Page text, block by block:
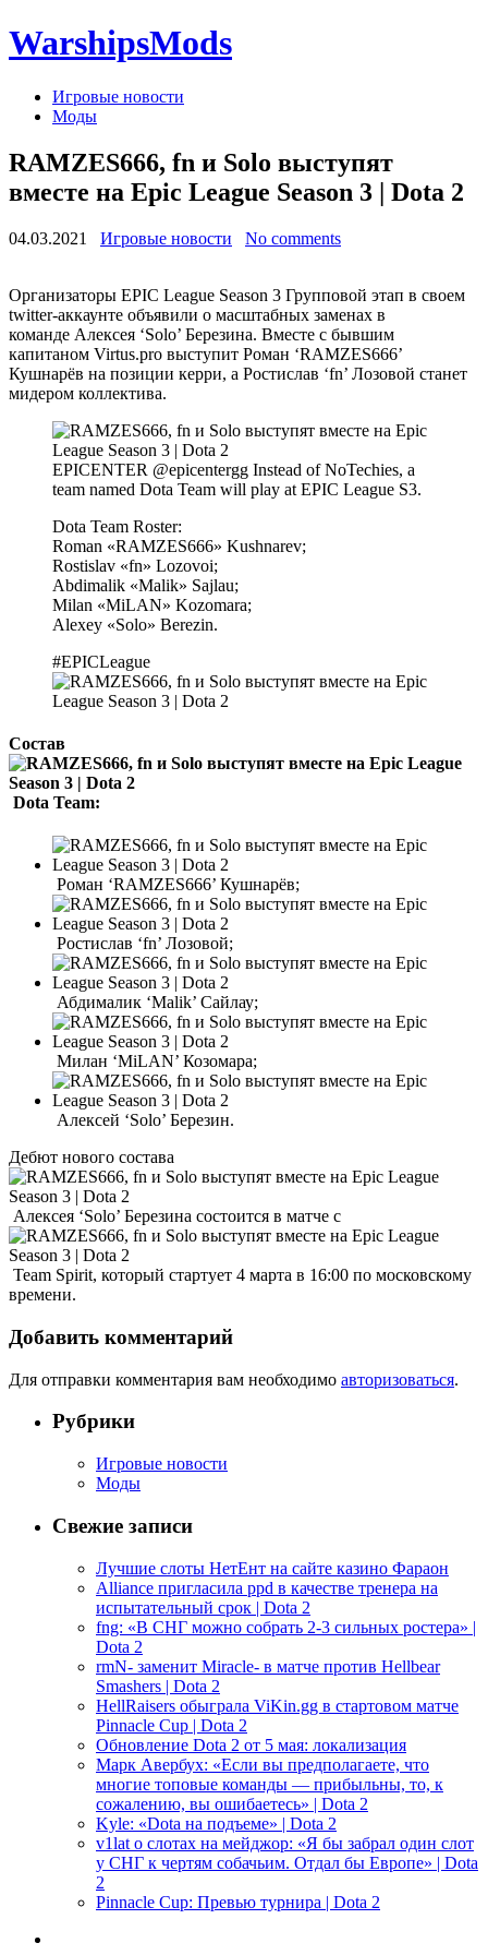
WarshipsMods
Игровые новости
Моды
RAMZES666, fn и Solo выступят
вместе на Epic League Season 3 | Dota 2
04.03.2021 Игровые новости No comments
Организаторы EPIC League Season 3 Групповой этап в своем
twitter-аккаунте объявили о масштабных заменах в
команде Алексея ‘Solo’ Березина. Вместе с бывшим
капитаном Virtus.pro выступит Роман ‘RAMZES666’
Кушнарёв на позиции керри, а Ростислав ‘fn’ Лозовой станет
мидером коллектива.
EPICENTER @epicentergg Instead of NoTechies, a
team named Dota Team will play at EPIC League S3.
Dota Team Roster:
Roman «RAMZES666» Kushnarev;
Rostislav «fn» Lozovoi;
Abdimalik «Malik» Sajlau;
Milan «MiLAN» Kozomara;
Alexey «Solo» Berezin.
#EPICLeague
Состав
Dota Team:
Роман ‘RAMZES666’ Кушнарёв;
Ростислав ‘fn’ Лозовой;
Абдималик ‘Malik’ Сайлау;
Милан ‘MiLAN’ Козомара;
Алексей ‘Solo’ Березин.
Дебют нового состава
Алексея ‘Solo’ Березина состоится в матче с
Team Spirit, который стартует 4 марта в 16:00 по московскому
времени.
Добавить комментарий
Для отправки комментария вам необходимо авторизоваться.
Рубрики
Игровые новости
Моды
Свежие записи
Лучшие слоты НетЕнт на сайте казино Фараон
Alliance пригласила ppd в качестве тренера на
испытательный срок | Dota 2
fng: «В СНГ можно собрать 2-3 сильных ростера» |
Dota 2
rmN- заменит Miracle- в матче против Hellbear
Smashers | Dota 2
HellRaisers обыграла ViKin.gg в стартовом матче
Pinnacle Cup | Dota 2
Обновление Dota 2 от 5 мая: локализация
Марк Авербух: «Если вы предполагаете, что
многие топовые команды — прибыльны, то, к
сожалению, вы ошибаетесь» | Dota 2
Kyle: «Dota на подъеме» | Dota 2
v1lat о слотах на мейджор: «Я бы забрал один слот
у СНГ к чертям собачьим. Отдал бы Европе» | Dota
2
Pinnacle Cup: Превью турнира | Dota 2